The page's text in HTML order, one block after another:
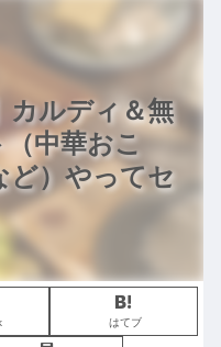
カルディ＆無
中華おこ
ど）やってセ
はてブ